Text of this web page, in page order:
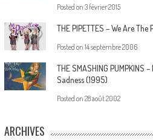
Posted on 3 février 2015
THE PIPETTES – We Are
Posted on 14 septembre 2006
THE SMASHING PUMPKINS
Sadness (1995)
Posted on 28 août 2002
ARCHIVES